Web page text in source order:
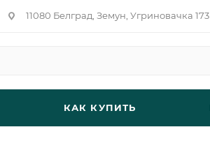
11080 Белград, Земун, Угриновачка 173
КАК КУПИТЬ